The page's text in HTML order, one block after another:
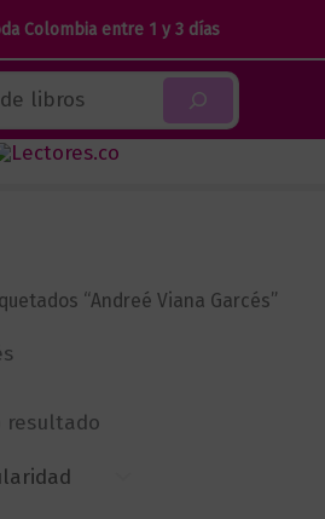
Colombia entre 1 y 3 días
“Andreé Viana Garcés”
resultado